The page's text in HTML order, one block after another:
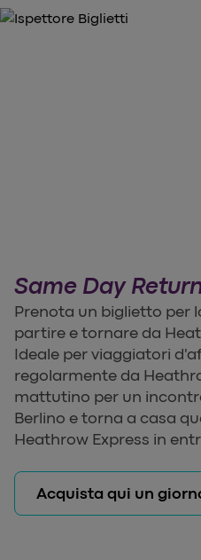
Same Day
Prenota un biglietto per
partire e tornare da
Ideale per viaggiatori
regolarmente da
mattutino per un
Berlino e torna a casa
Heathrow Express in
Acquista qui un